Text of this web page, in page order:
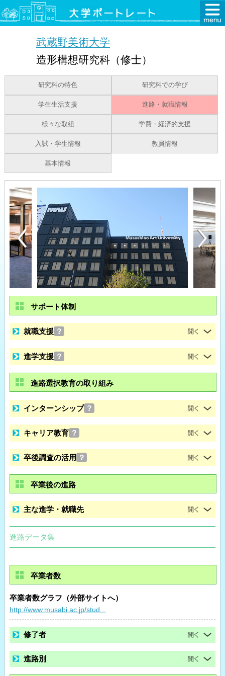
武蔵野美術大学
造形構想研究科（修士）
研究科の特色 研究科での学び
学生生活支援 進路・就職情報
様々な取組 学費・経済的支援
入試・学生情報 教員情報
基本情報
サポート体制
就職支援 ？
進学支援 ？
進路選択教育の取り組み
インターンシップ ？
キャリア教育 ？
卒後調査の活用 ？
卒業後の進路
主な進学・就職先
進路データ集
卒業者数
卒業者数グラフ（外部サイトへ）
http://www.musabi.ac.jp/stud...
修了者
進路別